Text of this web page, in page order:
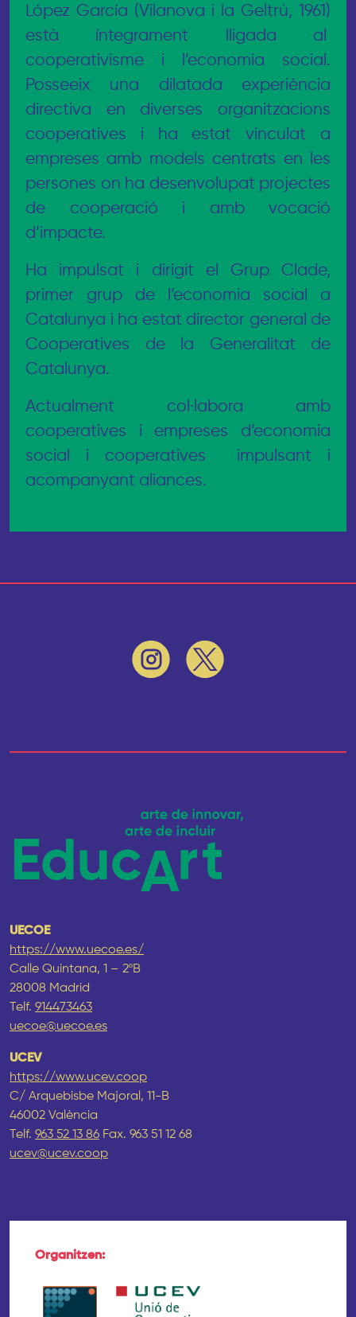
López García (Vilanova i la Geltrú, 1961)
està íntegrament lligada al
cooperativisme i l’economia social.
Posseeix una dilatada experiència
directiva en diverses organitzacions
cooperatives i ha estat vinculat a
empreses amb models centrats en les
persones on ha desenvolupat projectes
de cooperació i amb vocació
d’impacte.
Ha impulsat i dirigit el Grup Clade,
primer grup de l’economia social a
Catalunya i ha estat director general de
Cooperatives de la Generalitat de
Catalunya.
Actualment col·labora amb
cooperatives i empreses d’economia
social i cooperatives impulsant i
acompanyant aliances.
UECOE
https://www.uecoe.es/
Calle Quintana, 1 – 2ºB
28008 Madrid
Telf. 914473463
uecoe@uecoe.es
UCEV
https://www.ucev.coop
C/ Arquebisbe Majoral, 11-B
46002 València
Telf. 963 52 13 86 Fax. 963 51 12 68
ucev@ucev.coop
Organitzen: